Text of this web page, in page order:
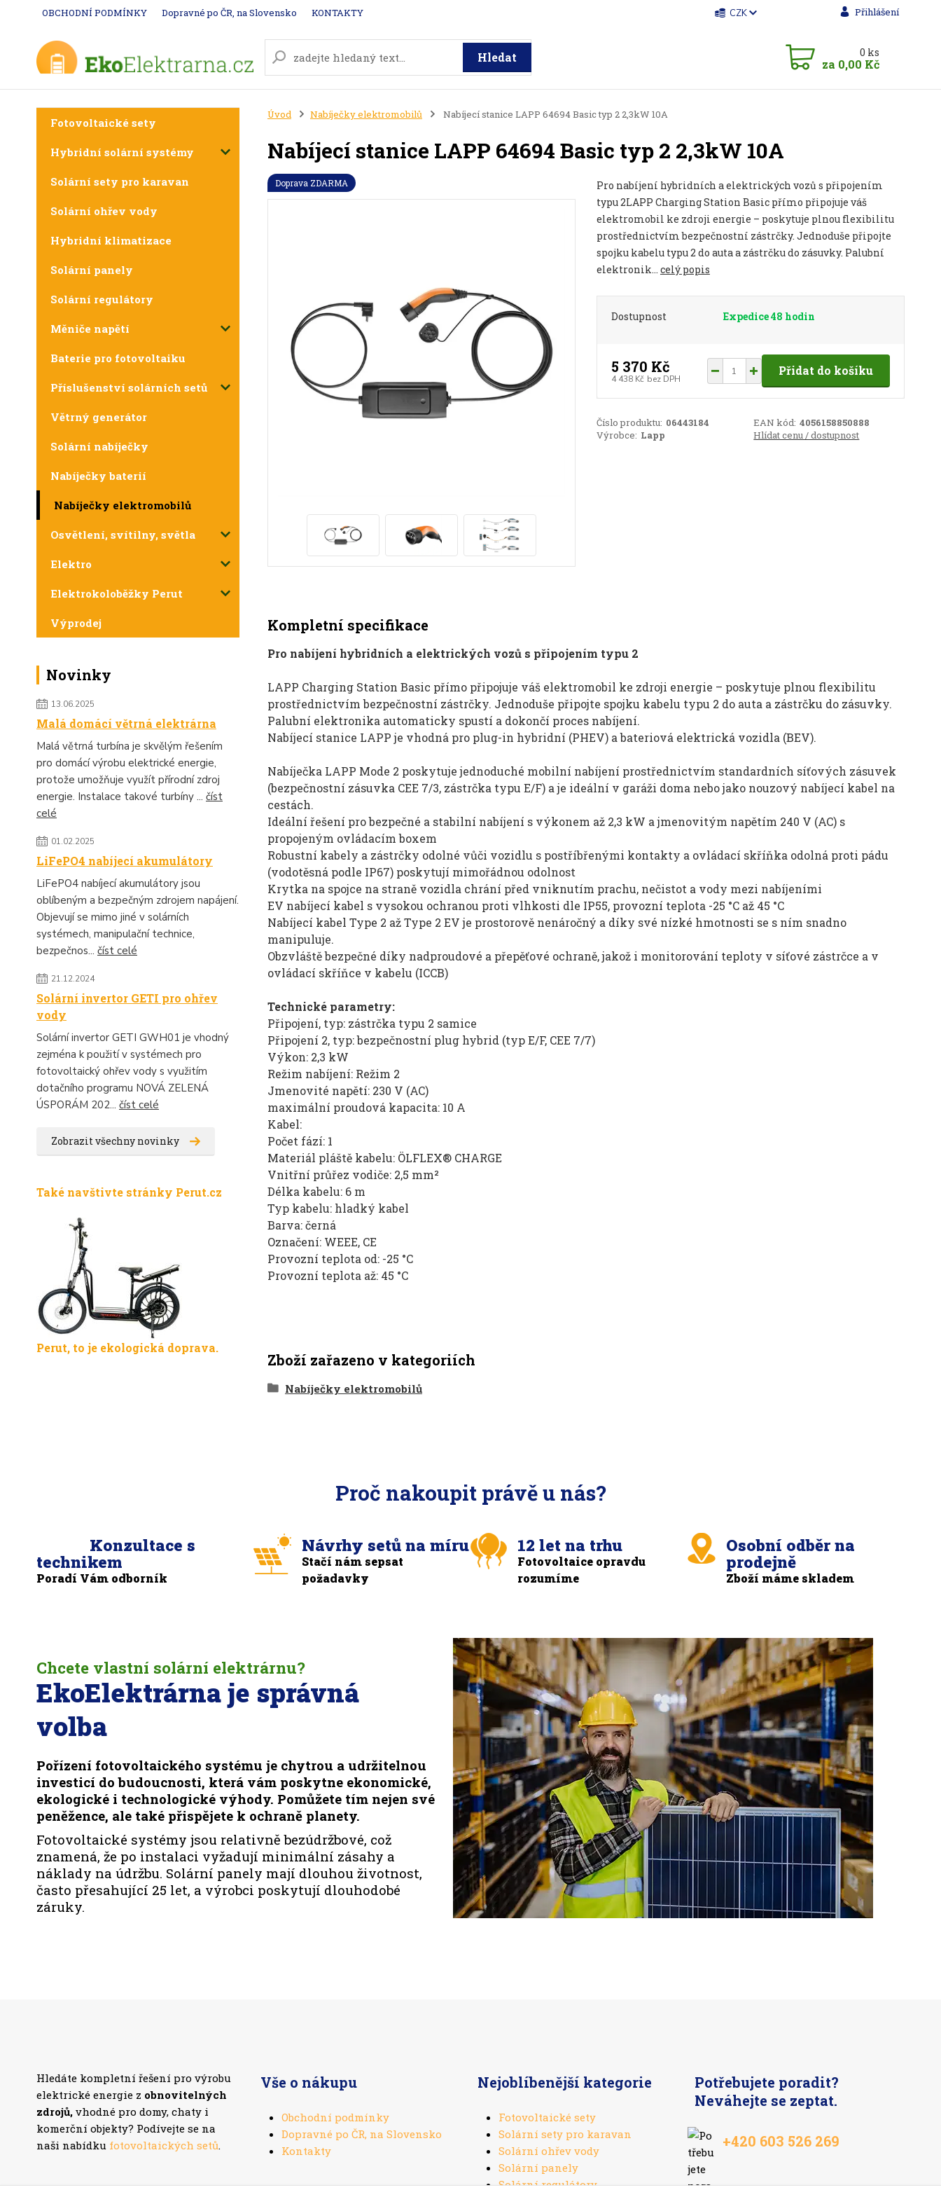
OBCHODNÍ PODMÍNKY Dopravné po ČR, na Slovensko KONTAKTY CZK Přihlášení
Hledat 0 ks
za 0,00 Kč
Fotovoltaické sety
Hybridní solární systémy
Solární sety pro karavan
Solární ohřev vody
Hybridní klimatizace
Solární panely
Solární regulátory
Měniče napětí
Baterie pro fotovoltaiku
Příslušenství solárních setů
Větrný generátor
Solární nabíječky
Nabíječky baterií
Nabíječky elektromobilů
Osvětlení, svítilny, světla
Elektro
Elektrokoloběžky Perut
Výprodej
Novinky
13.06.2025
Malá domácí větrná elektrárna
Malá větrná turbína je skvělým řešením
pro domácí výrobu elektrické energie,
protože umožňuje využít přírodní zdroj
energie. Instalace takové turbíny ... číst
celé
01.02.2025
LiFePO4 nabíjecí akumulátory
LiFePO4 nabíjecí akumulátory jsou
oblíbeným a bezpečným zdrojem napájení.
Objevují se mimo jiné v solárních
systémech, manipulační technice,
bezpečnos... číst celé
21.12.2024
Solární invertor GETI pro ohřev
vody
Solární invertor GETI GWH01 je vhodný
zejména k použití v systémech pro
fotovoltaický ohřev vody s využitím
dotačního programu NOVÁ ZELENÁ
ÚSPORÁM 202... číst celé
Zobrazit všechny novinky
Také navštivte stránky Perut.cz
Perut, to je ekologická doprava.
Úvod Nabíječky elektromobilů Nabíjecí stanice LAPP 64694 Basic typ 2 2,3kW 10A
Nabíjecí stanice LAPP 64694 Basic typ 2 2,3kW 10A
Doprava ZDARMA
Pro nabíjení hybridních a elektrických vozů s připojením
typu 2LAPP Charging Station Basic přímo připojuje váš
elektromobil ke zdroji energie – poskytuje plnou flexibilitu
prostřednictvím bezpečnostní zástrčky. Jednoduše připojte
spojku kabelu typu 2 do auta a zástrčku do zásuvky. Palubní
elektronik... celý popis
Dostupnost Expedice 48 hodin
5 370 Kč
4 438 Kč bez DPH
Přidat do košíku
Číslo produktu: 06443184 EAN kód: 4056158850888
Výrobce: Lapp Hlídat cenu / dostupnost
Kompletní specifikace
Pro nabíjení hybridních a elektrických vozů s připojením typu 2
LAPP Charging Station Basic přímo připojuje váš elektromobil ke zdroji energie – poskytuje plnou flexibilitu
prostřednictvím bezpečnostní zástrčky. Jednoduše připojte spojku kabelu typu 2 do auta a zástrčku do zásuvky.
Palubní elektronika automaticky spustí a dokončí proces nabíjení.
Nabíjecí stanice LAPP je vhodná pro plug-in hybridní (PHEV) a bateriová elektrická vozidla (BEV).
Nabíječka LAPP Mode 2 poskytuje jednoduché mobilní nabíjení prostřednictvím standardních síťových zásuvek
(bezpečnostní zásuvka CEE 7/3, zástrčka typu E/F) a je ideální v garáži doma nebo jako nouzový nabíjecí kabel na
cestách.
Ideální řešení pro bezpečné a stabilní nabíjení s výkonem až 2,3 kW a jmenovitým napětím 240 V (AC) s
propojeným ovládacím boxem
Robustní kabely a zástrčky odolné vůči vozidlu s postříbřenými kontakty a ovládací skříňka odolná proti pádu
(vodotěsná podle IP67) poskytují mimořádnou odolnost
Krytka na spojce na straně vozidla chrání před vniknutím prachu, nečistot a vody mezi nabíjeními
EV nabíjecí kabel s vysokou ochranou proti vlhkosti dle IP55, provozní teplota -25 °C až 45 °C
Nabíjecí kabel Type 2 až Type 2 EV je prostorově nenáročný a díky své nízké hmotnosti se s ním snadno
manipuluje.
Obzvláště bezpečné díky nadproudové a přepěťové ochraně, jakož i monitorování teploty v síťové zástrčce a v
ovládací skříňce v kabelu (ICCB)
Technické parametry:
Připojení, typ: zástrčka typu 2 samice
Připojení 2, typ: bezpečnostní plug hybrid (typ E/F, CEE 7/7)
Výkon: 2,3 kW
Režim nabíjení: Režim 2
Jmenovité napětí: 230 V (AC)
maximální proudová kapacita: 10 A
Kabel:
Počet fází: 1
Materiál pláště kabelu: ÖLFLEX® CHARGE
Vnitřní průřez vodiče: 2,5 mm²
Délka kabelu: 6 m
Typ kabelu: hladký kabel
Barva: černá
Označení: WEEE, CE
Provozní teplota od: -25 °C
Provozní teplota až: 45 °C
Zboží zařazeno v kategoriích
Nabíječky elektromobilů
Proč nakoupit právě u nás?
Konzultace s
technikem
Poradí Vám odborník
Návrhy setů na míru
Stačí nám sepsat
požadavky
12 let na trhu
Fotovoltaice opravdu
rozumíme
Osobní odběr na
prodejně
Zboží máme skladem
Chcete vlastní solární elektrárnu?
EkoElektrárna je správná
volba
Pořízení fotovoltaického systému je chytrou a udržitelnou
investicí do budoucnosti, která vám poskytne ekonomické,
ekologické i technologické výhody. Pomůžete tím nejen své
peněžence, ale také přispějete k ochraně planety.
Fotovoltaické systémy jsou relativně bezúdržbové, což
znamená, že po instalaci vyžadují minimální zásahy a
náklady na údržbu. Solární panely mají dlouhou životnost,
často přesahující 25 let, a výrobci poskytují dlouhodobé
záruky.
Hledáte kompletní řešení pro výrobu
elektrické energie z obnovitelných
zdrojů, vhodné pro domy, chaty i
komerční objekty? Podívejte se na
naši nabídku fotovoltaických setů.
Vše o nákupu
Obchodní podmínky
Dopravné po ČR, na Slovensko
Kontakty
Nejoblíbenější kategorie
Fotovoltaické sety
Solární sety pro karavan
Solární ohřev vody
Solární panely
Solární regulátory
Potřebujete poradit?
Neváhejte se zeptat.
+420 603 526 269